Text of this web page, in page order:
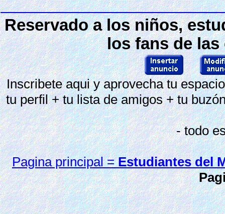
Reservado a los niños,
los fans de
Inscribete aqui y aprovecha tu
tu perfil + tu lista de amigos + tu
- todo
Pagina principal =Estudiantes del